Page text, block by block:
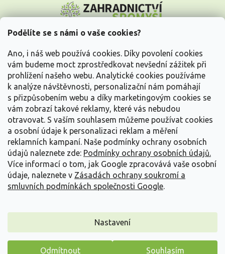
Podělíte se s námi o vaše cookies?
Ano, i náš web používá cookies. Díky povolení cookies
vám budeme moct zprostředkovat nevšední zážitek při
prohlížení našeho webu. Analytické cookies používáme
k analýze návštěvnosti, personalizační nám pomáhají
s přizpůsobením webu a díky marketingovým cookies se
vám zobrazí takové reklamy, které vás nebudou
otravovat. S vaším souhlasem můžeme používat cookies
a osobní údaje k personalizaci reklam a měření
reklamních kampaní. Naše podmínky ochrany osobních
údajů naleznete zde: Podmínky ochrany osobních údajů.
Více informací o tom, jak Google zpracovává vaše osobní
údaje, naleznete v Zásadách ochrany soukromí a
smluvních podmínkách společnosti Google.
Nastavení
Odmítnout Souhlasím
p
Vše o nákupu
Informace pro Vás
Kontakujte nás
Vytvořil Shoptet
Copyright 2026Zahradnictví Spomyšl. Všechna práva